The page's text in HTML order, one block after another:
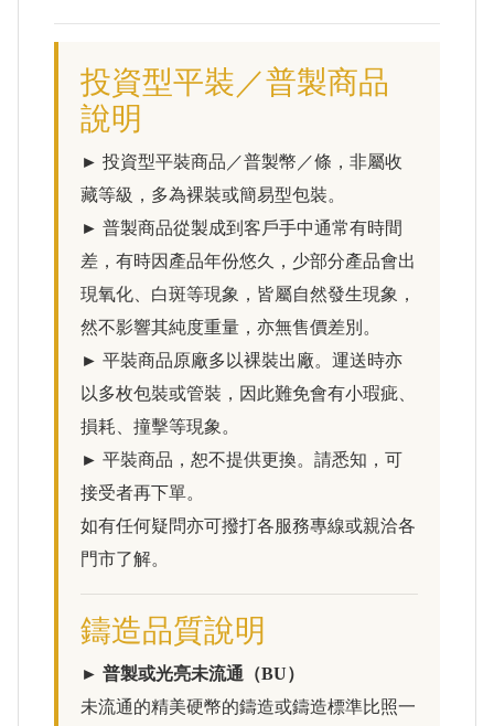
投資型平裝／普製商品
說明
► 投資型平裝商品／普製幣／條，非屬收
藏等級，多為裸裝或簡易型包裝。
► 普製商品從製成到客戶手中通常有時間
差，有時因產品年份悠久，少部分產品會出
現氧化、白斑等現象，皆屬自然發生現象，
然不影響其純度重量，亦無售價差別。
► 平裝商品原廠多以裸裝出廠。運送時亦
以多枚包裝或管裝，因此難免會有小瑕疵、
損耗、撞擊等現象。
► 平裝商品，恕不提供更換。請悉知，可
接受者再下單。
如有任何疑問亦可撥打各服務專線或親洽各
門市了解。
鑄造品質說明
► 普製或光亮未流通（BU）
未流通的精美硬幣的鑄造或鑄造標準比照一